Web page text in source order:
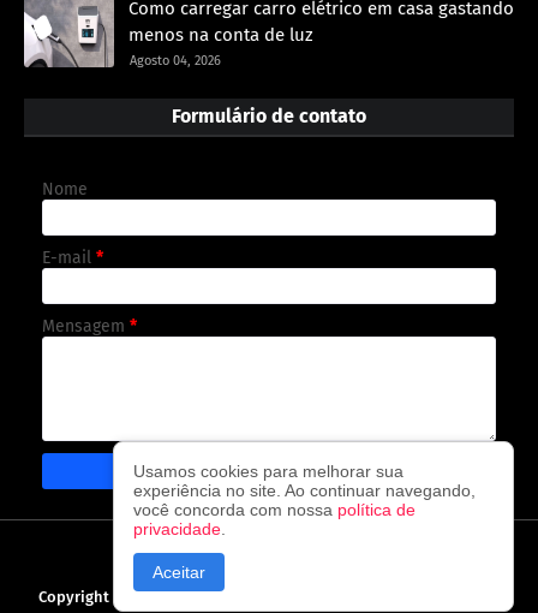
Como carregar carro elétrico em casa gastando
menos na conta de luz
Agosto 04, 2026
Formulário de contato
Nome
E-mail *
Mensagem *
CAPA CONTATO
Copyright © 2026O observador - A cada visita uma nova notícia!
Usamos cookies para melhorar sua
experiência no site. Ao continuar navegando,
você concorda com nossa política de
privacidade
Aceitar